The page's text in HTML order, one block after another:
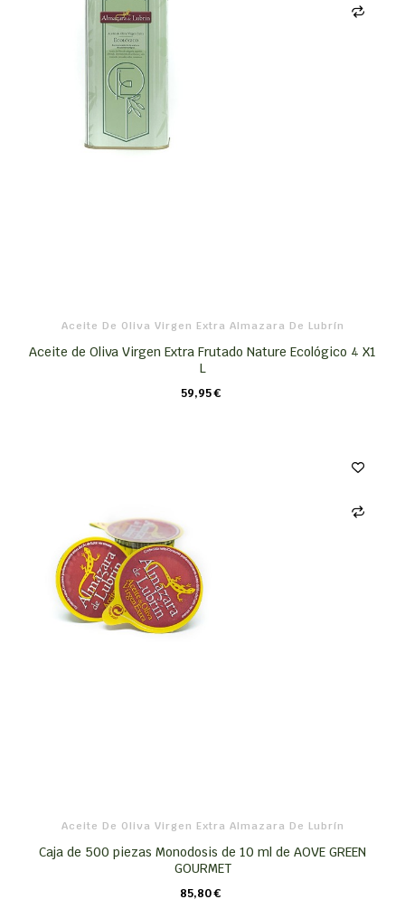
Aceite De Oliva Virgen Extra Almazara De Lubrín
Aceite de Oliva Virgen Extra Frutado Nature Ecológico 4 X1
L
59,95 €
CARRO
Aceite De Oliva Virgen Extra Almazara De Lubrín
Caja de 500 piezas Monodosis de 10 ml de AOVE GREEN
GOURMET
85,80 €
CARRO